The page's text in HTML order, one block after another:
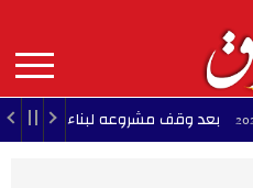
contenu
principal
MAIN
NAVIGATION
مشروعه لبناء قاعة احتفالات